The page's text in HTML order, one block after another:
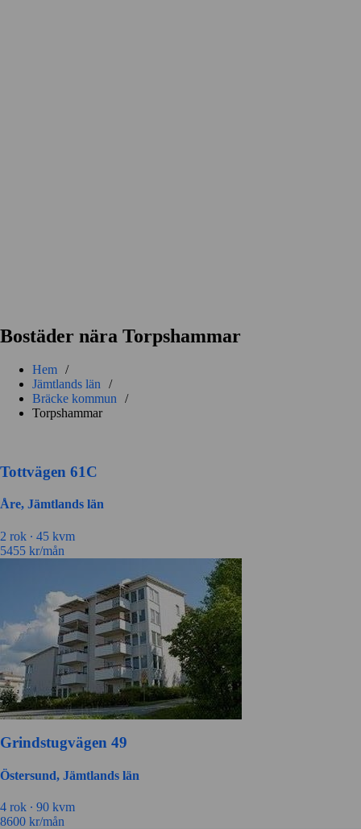
Bostäder nära Torpshammar
Hem /
Jämtlands län /
Bräcke kommun /
Torpshammar
Tottvägen 61C
Åre, Jämtlands län
2 rok ∙ 45 kvm
5455 kr/mån
Grindstugvägen 49
Östersund, Jämtlands län
4 rok ∙ 90 kvm
8600 kr/mån